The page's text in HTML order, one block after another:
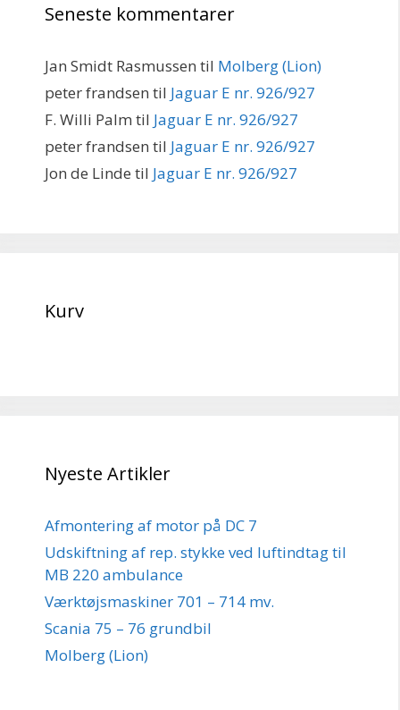
Seneste kommentarer
Jan Smidt Rasmussen til Molberg (Lion)
peter frandsen til Jaguar E nr. 926/927
F. Willi Palm til Jaguar E nr. 926/927
peter frandsen til Jaguar E nr. 926/927
Jon de Linde til Jaguar E nr. 926/927
Kurv
Nyeste Artikler
Afmontering af motor på DC 7
Udskiftning af rep. stykke ved luftindtag til
MB 220 ambulance
Værktøjsmaskiner 701 – 714 mv.
Scania 75 – 76 grundbil
Molberg (Lion)